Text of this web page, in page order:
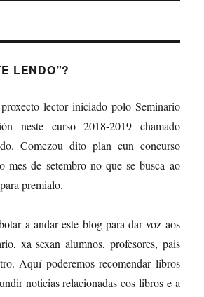
LENDO”?
lector iniciado polo Seminario
neste curso 2018-2019 chamado
Comezou dito plan cun concurso
mes de setembro no que se busca ao
premialo.
a andar este blog para dar voz aos
xa sexan alumnos, profesores, pais
Aquí poderemos recomendar libros
noticias relacionadas cos libros e a